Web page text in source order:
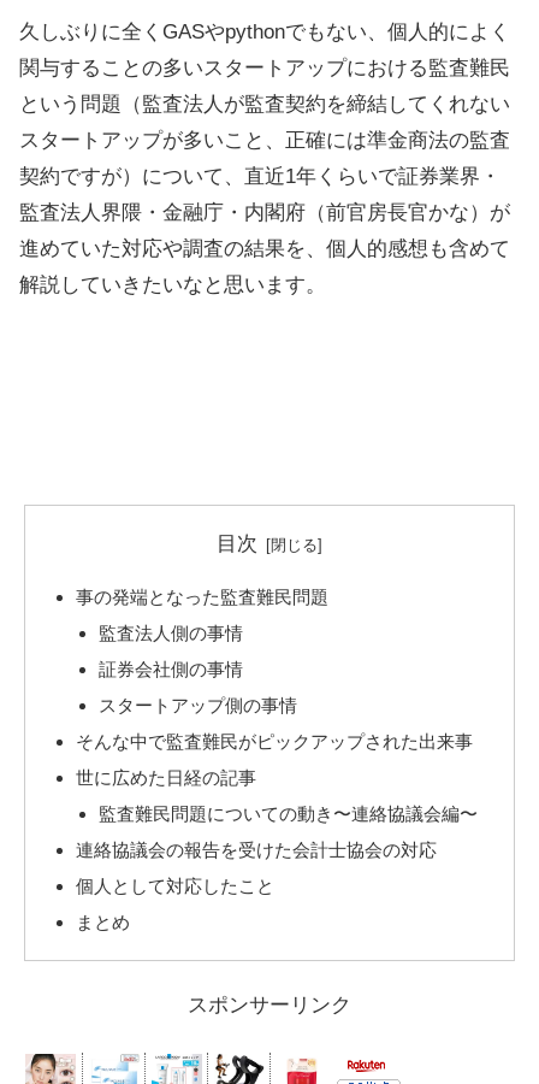
久しぶりに全くGASやpythonでもない、個人的によく
関与することの多いスタートアップにおける監査難民
という問題（監査法人が監査契約を締結してくれない
スタートアップが多いこと、正確には準金商法の監査
契約ですが）について、直近1年くらいで証券業界・
監査法人界隈・金融庁・内閣府（前官房長官かな）が
進めていた対応や調査の結果を、個人的感想も含めて
解説していきたいなと思います。
目次
事の発端となった監査難民問題
監査法人側の事情
証券会社側の事情
スタートアップ側の事情
そんな中で監査難民がピックアップされた出来事
世に広めた日経の記事
監査難民問題についての動き〜連絡協議会編〜
連絡協議会の報告を受けた会計士協会の対応
個人として対応したこと
まとめ
スポンサーリンク